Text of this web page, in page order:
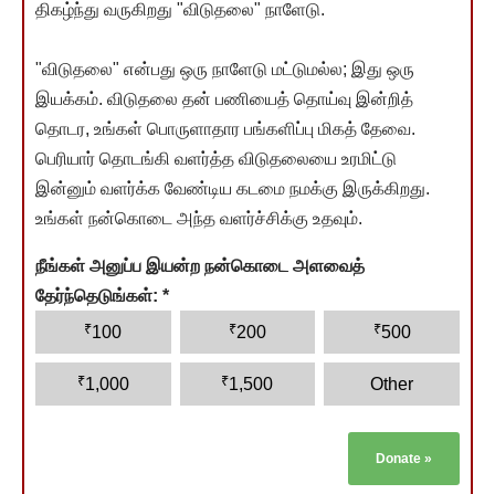
திகழ்ந்து வருகிறது "விடுதலை" நாளேடு.
"விடுதலை" என்பது ஒரு நாளேடு மட்டுமல்ல; இது ஒரு
இயக்கம். விடுதலை தன் பணியைத் தொய்வு இன்றித்
தொடர, உங்கள் பொருளாதார பங்களிப்பு மிகத் தேவை.
பெரியார் தொடங்கி வளர்த்த விடுதலையை உரமிட்டு
இன்னும் வளர்க்க வேண்டிய கடமை நமக்கு இருக்கிறது.
உங்கள் நன்கொடை அந்த வளர்ச்சிக்கு உதவும்.
நீங்கள் அனுப்ப இயன்ற நன்கொடை அளவைத்
தேர்ந்தெடுங்கள்: *
₹100 ₹200 ₹500
₹1,000 ₹1,500 Other
Donate »